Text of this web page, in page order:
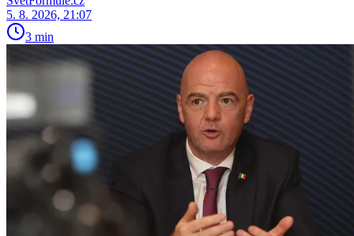
5. 8. 2026, 21:07
3 min